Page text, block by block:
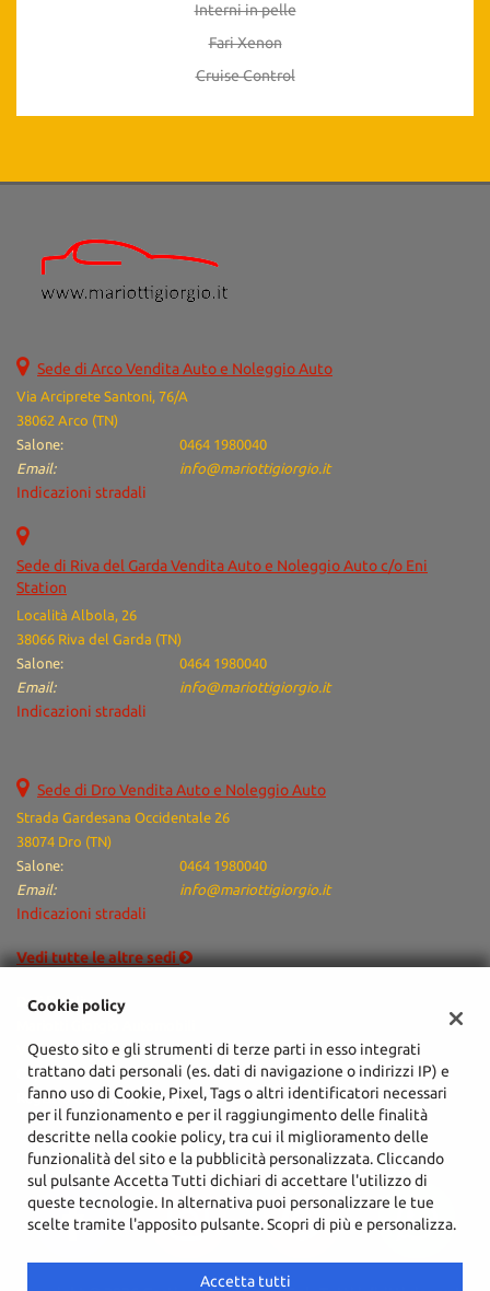
Interni in pelle
Fari Xenon
Cruise Control
Sede di Arco Vendita Auto e Noleggio Auto
Via Arciprete Santoni, 76/A
38062 Arco (TN)
Salone:
0464 1980040
Email:
info@mariottigiorgio.it
Indicazioni stradali
Sede di Riva del Garda Vendita Auto e Noleggio Auto c/o Eni
Station
Località Albola, 26
38066 Riva del Garda (TN)
Salone:
0464 1980040
Email:
info@mariottigiorgio.it
Indicazioni stradali
Sede di Dro Vendita Auto e Noleggio Auto
Strada Gardesana Occidentale 26
38074 Dro (TN)
Salone:
0464 1980040
Email:
info@mariottigiorgio.it
Indicazioni stradali
Vedi tutte le altre sedi
Dati fiscali:
Via Arciprete Santoni, 76/A, Arco (TN)
C.F/P.IVA:02051940225
Registro delle imprese: TN
Cookie policy
Questo sito e gli strumenti di terze parti in esso integrati
trattano dati personali (es. dati di navigazione o indirizzi IP) e
fanno uso di Cookie, Pixel, Tags o altri identificatori necessari
per il funzionamento e per il raggiungimento delle finalità
descritte nella cookie policy, tra cui il miglioramento delle
funzionalità del sito e la pubblicità personalizzata. Cliccando
sul pulsante Accetta Tutti dichiari di accettare l'utilizzo di
queste tecnologie. In alternativa puoi personalizzare le tue
scelte tramite l'apposito pulsante. Scopri di più e personalizza.
Accetta tutti